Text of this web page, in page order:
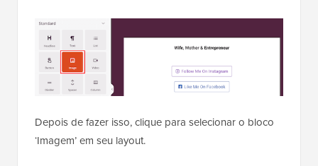
Depois de fazer isso, clique para selecionar o bloco
‘Imagem’ em seu layout.